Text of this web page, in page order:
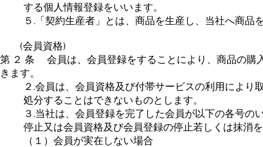
する個人情報登録をいいます。
５.「契約生産者」とは、商品を生産し、当社へ商
(会員資格)
第 ２ 条 会員は、会員登録をすることにより、商品の購
きます。
２.会員は、会員資格及び付帯サービスの利用によ
処分することはできないものとします。
３.当社は、会員登録を完了した会員が以下の各号
停止又は会員資格及び会員登録の停止若しくは抹消
（１）会員が実在しない場合